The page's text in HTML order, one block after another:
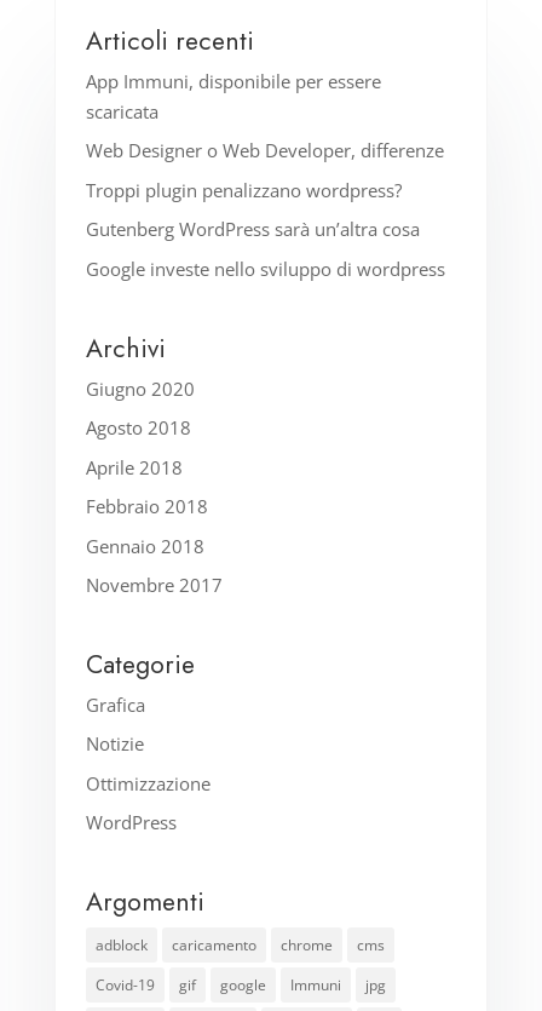
Articoli recenti
App Immuni, disponibile per essere
scaricata
Web Designer o Web Developer, differenze
Troppi plugin penalizzano wordpress?
Gutenberg WordPress sarà un’altra cosa
Google investe nello sviluppo di wordpress
Archivi
Giugno 2020
Agosto 2018
Aprile 2018
Febbraio 2018
Gennaio 2018
Novembre 2017
Categorie
Grafica
Notizie
Ottimizzazione
WordPress
Argomenti
adblock caricamento chrome
cms
Covid-19
gif google Immuni
jpg